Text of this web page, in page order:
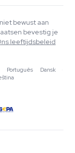
bewust aan
bevestig je
leeftijdsbeleid
·Português ·Dansk
·